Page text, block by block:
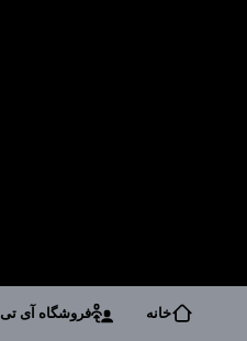
خانه فروشگاه آی تی